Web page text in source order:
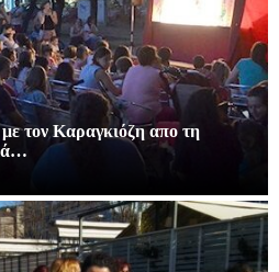
τον Καραγκιόζη απο τη